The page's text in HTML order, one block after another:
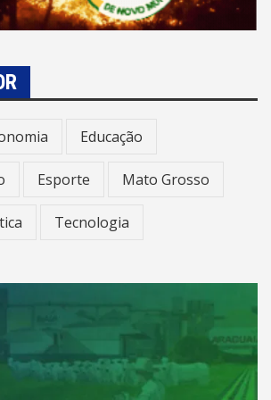
Educação
Esporte Mato Grosso
Tecnologia